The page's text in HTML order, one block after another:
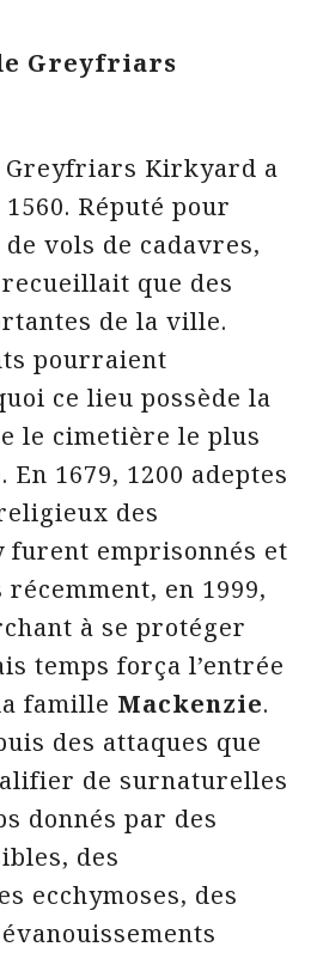
Greyfriars
Greyfriars Kirkyard a
Réputé pour
vols de cadavres,
que des
de la ville.
pourraient
ce lieu possède la
le cimetière le plus
En 1679, 1200 adeptes
des
furent emprisonnés et
en 1999,
à se protéger
temps força l’entrée
famille Mackenzie.
des attaques que
de surnaturelles
donnés par des
des
ecchymoses, des